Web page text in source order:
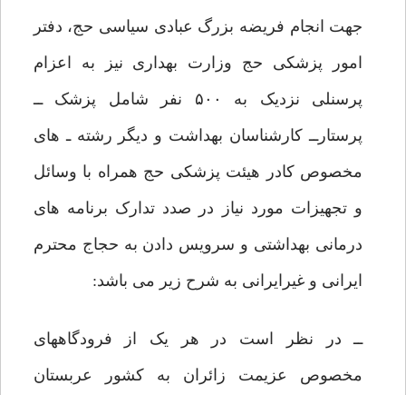
جهت انجام فریضه بزرگ عبادی سیاسی حج، دفتر
امور پزشکی حج وزارت بهداری نیز به اعزام
پرسنلی نزدیک به ۵۰۰ نفر شامل پزشک ــ
پرستارــ کارشناسان بهداشت و دیگر رشته ـ های
مخصوص کادر هیئت پزشکی حج همراه با وسائل
و تجهیزات مورد نیاز در صدد تدارک برنامه های
درمانی بهداشتی و سرویس دادن به حجاج محترم
ایرانی و غیرایرانی به شرح زیر می باشد:
ــ در نظر است در هر یک از فرودگاههای
مخصوص عزیمت زائران به کشور عربستان